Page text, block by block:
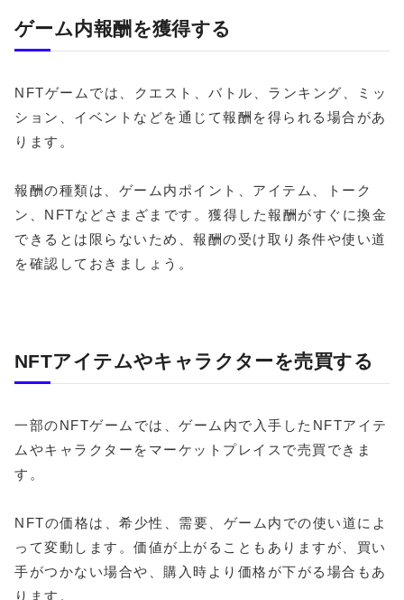
ゲーム内報酬を獲得する
NFTゲームでは、クエスト、バトル、ランキング、ミッ
ション、イベントなどを通じて報酬を得られる場合があ
ります。
報酬の種類は、ゲーム内ポイント、アイテム、トーク
ン、NFTなどさまざまです。獲得した報酬がすぐに換金
できるとは限らないため、報酬の受け取り条件や使い道
を確認しておきましょう。
NFTアイテムやキャラクターを売買する
一部のNFTゲームでは、ゲーム内で入手したNFTアイテ
ムやキャラクターをマーケットプレイスで売買できま
す。
NFTの価格は、希少性、需要、ゲーム内での使い道によ
って変動します。価値が上がることもありますが、買い
手がつかない場合や、購入時より価格が下がる場合もあ
ります。